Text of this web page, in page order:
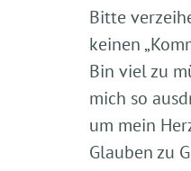
Bitte
keinen
Bin viel zu
mich so
um mein
Glauben zu